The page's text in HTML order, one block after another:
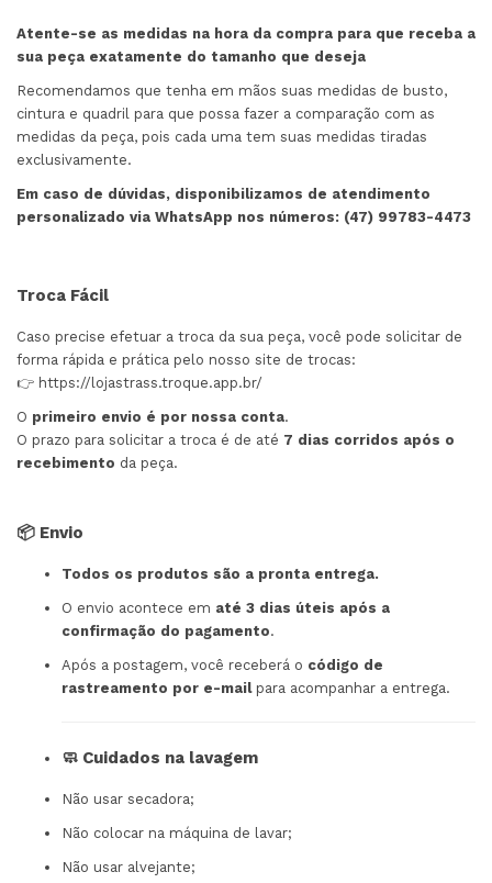
Atente-se as medidas na hora da compra para que receba a
sua peça exatamente do tamanho que deseja
Recomendamos que tenha em mãos suas medidas de busto,
cintura e quadril para que possa fazer a comparação com as
medidas da peça, pois cada uma tem suas medidas tiradas
exclusivamente.
Em caso de dúvidas, disponibilizamos de atendimento
personalizado via WhatsApp nos números: (47) 99783-4473
Troca Fácil
Caso precise efetuar a troca da sua peça, você pode solicitar de
forma rápida e prática pelo nosso site de trocas:
👉 https://lojastrass.troque.app.br/
O primeiro envio é por nossa conta.
O prazo para solicitar a troca é de até 7 dias corridos após o
recebimento da peça.
📦 Envio
Todos os produtos são a pronta entrega.
O envio acontece em até 3 dias úteis após a
confirmação do pagamento.
Após a postagem, você receberá o código de
rastreamento por e-mailpara acompanhar a entrega.
🧼 Cuidados na lavagem
Não usar secadora;
Não colocar na máquina de lavar;
Não usar alvejante;